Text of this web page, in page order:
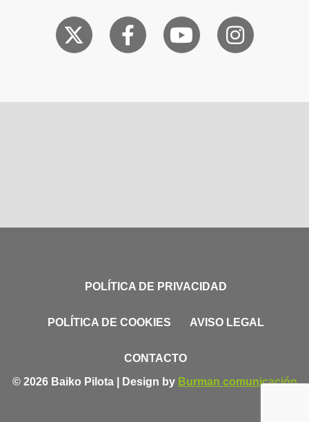
POLÍTICA DE PRIVACIDAD
POLÍTICA DE COOKIES AVISO LEGAL
CONTACTO
© 2026 Baiko Pilota | Design by Burman comunicación